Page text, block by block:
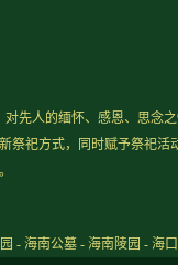
先人的缅怀、感恩、思念
祭祀方式，同时赋予祭祀
- 海南公墓 - 海南陵园 - 海